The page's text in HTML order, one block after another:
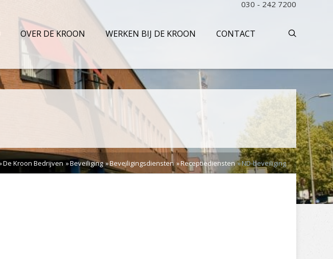
OVER DE KROON WERKEN BIJ DE KROON CONTACT
030 - 242 7200
De Kroon Bedrijven Beveiliging Beveiligingsdiensten Receptiediensten ND-beveiliging